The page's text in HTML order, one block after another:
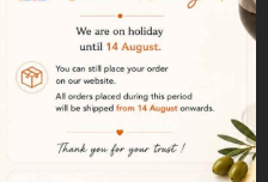
莱斯火腿原产
证了其产地、传
然环境。